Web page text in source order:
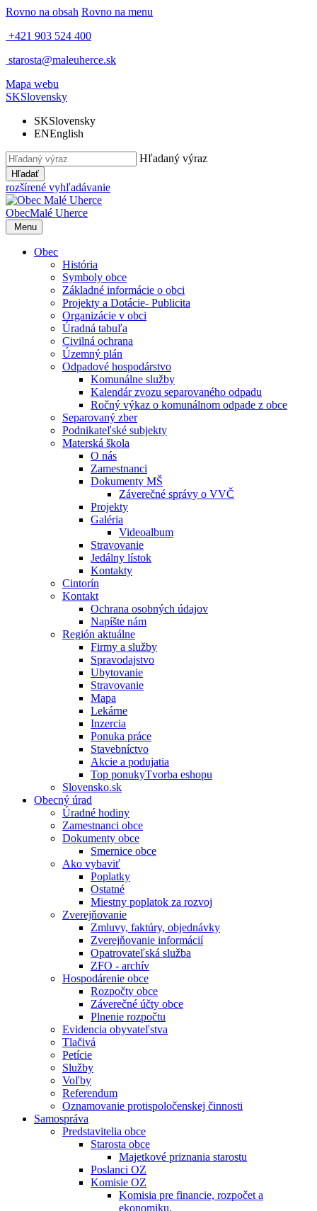
Rovno na obsah Rovno na menu
+421 903 524 400
starosta@maleuherce.sk
Mapa webu
SKSlovensky
SKSlovensky
ENEnglish
Hľadaný výraz
Hľadať
rozšírené vyhľadávanie
ObecMalé Uherce
Menu
Obec
História
Symboly obce
Základné informácie o obci
Projekty a Dotácie- Publicita
Organizácie v obci
Úradná tabuľa
Civilná ochrana
Územný plán
Odpadové hospodárstvo
Komunálne služby
Kalendár zvozu separovaného odpadu
Ročný výkaz o komunálnom odpade z obce
Separovaný zber
Podnikateľské subjekty
Materská škola
O nás
Zamestnanci
Dokumenty MŠ
Záverečné správy o VVČ
Projekty
Galéria
Videoalbum
Stravovanie
Jedálny lístok
Kontakty
Cintorín
Kontakt
Ochrana osobných údajov
Napíšte nám
Región aktuálne
Firmy a služby
Spravodajstvo
Ubytovanie
Stravovanie
Mapa
Lekárne
Inzercia
Ponuka práce
Stavebníctvo
Akcie a podujatia
Top ponukyTvorba eshopu
Slovensko.sk
Obecný úrad
Úradné hodiny
Zamestnanci obce
Dokumenty obce
Smernice obce
Ako vybaviť
Poplatky
Ostatné
Miestny poplatok za rozvoj
Zverejňovanie
Zmluvy, faktúry, objednávky
Zverejňovanie informácií
Opatrovateľská služba
ZFO - archív
Hospodárenie obce
Rozpočty obce
Záverečné účty obce
Plnenie rozpočtu
Evidencia obyvateľstva
Tlačivá
Petície
Služby
Voľby
Referendum
Oznamovanie protispoločenskej činnosti
Samospráva
Predstavitelia obce
Starosta obce
Majetkové priznania starostu
Poslanci OZ
Komisie OZ
Komisia pre financie, rozpočet a
ekonomiku.